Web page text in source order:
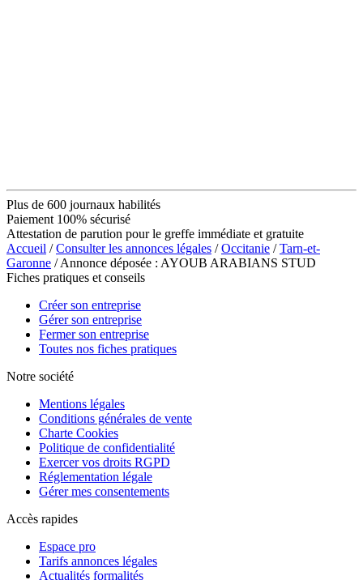
Plus de 600 journaux habilités
Paiement 100% sécurisé
Attestation de parution pour le greffe immédiate et gratuite
Accueil /Consulter les annonces légales /Occitanie /Tarn-et-
Garonne / Annonce déposée : AYOUB ARABIANS STUD
Fiches pratiques et conseils
Créer son entreprise
Gérer son entreprise
Fermer son entreprise
Toutes nos fiches pratiques
Notre société
Mentions légales
Conditions générales de vente
Charte Cookies
Politique de confidentialité
Exercer vos droits RGPD
Réglementation légale
Gérer mes consentements
Accès rapides
Espace pro
Tarifs annonces légales
Actualités formalités